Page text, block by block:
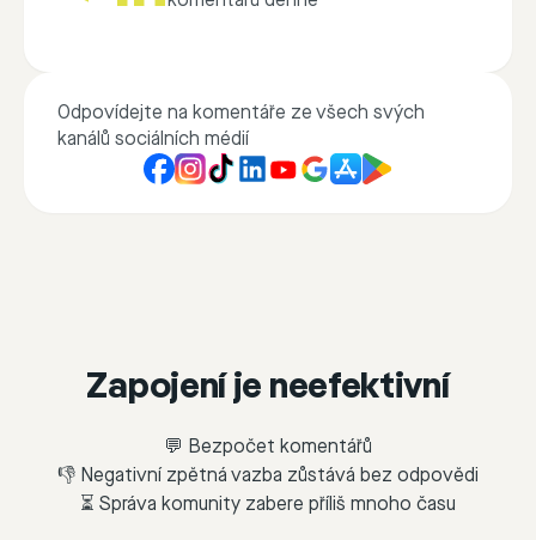
Odpovídejte na komentáře ze všech svých
kanálů sociálních médií
Zapojení je neefektivní
💬 Bezpočet komentářů
👎 Negativní zpětná vazba zůstává bez odpovědi
⏳ Správa komunity zabere příliš mnoho času